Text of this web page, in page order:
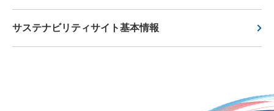
サステナビリティサイト基本情報